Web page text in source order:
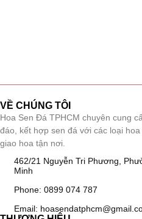
VỀ CHÚNG TÔI
Hoa Sen Đá TPHCM chuyên cung
đáo, kết hợp sen đá với các loại
giao hoa tận nơi.
462/21 Nguyễn Tri Phương,
Minh
Phone: 0899 074 787
Email: